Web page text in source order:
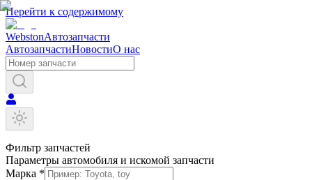
Перейти к содержимому
WebstonАвтозапчасти
АвтозапчастиНовостиО нас
Фильтр запчастей
Параметры автомобиля и искомой запчасти
Марка *